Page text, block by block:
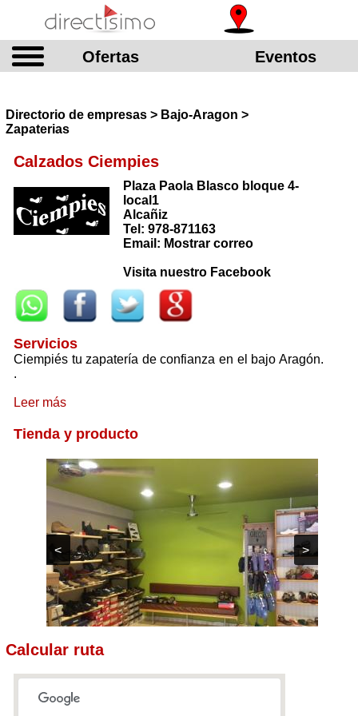
Ofertas Eventos
Directorio de empresas > Bajo-Aragon >
Zapaterias
Calzados Ciempies
Plaza Paola Blasco bloque 4-
local1
Alcañiz
Tel: 978-871163
Email: Mostrar correo
Visita nuestro Facebook
Servicios
Ciempiés tu zapatería de confianza en el bajo Aragón.
.
Leer más
Tienda y producto
< >
Calcular ruta